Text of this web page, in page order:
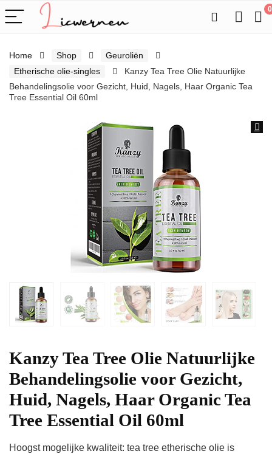
0
Home Shop
Geuroliën
Etherische olie-singles
Kanzy Tea Tree Olie Natuurlijke
Behandelingsolie voor Gezicht, Huid, Nagels, Haar Organic Tea
Tree Essential Oil 60ml
Kanzy Tea Tree Olie Natuurlijke
Behandelingsolie voor Gezicht,
Huid, Nagels, Haar Organic Tea
Tree Essential Oil 60ml
Hoogst mogelijke kwaliteit: tea tree etherische olie is